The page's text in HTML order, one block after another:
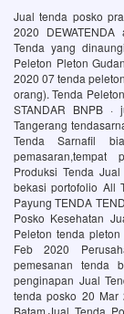
Jual tenda posko
2020
Tenda yang
Peleton Pleton
2020 07 tenda
orang). Tenda
STANDAR BNPB
Tangerang
Tenda Sarnafil
pemasaran,tempat
Produksi Tenda
bekasi portofolio All
Payung TENDA
Posko Kesehatan
Peleton tenda
Feb 2020
pemesanan tenda
penginapan Jual
tenda posko 20 Mar
Batam,Jual Tenda